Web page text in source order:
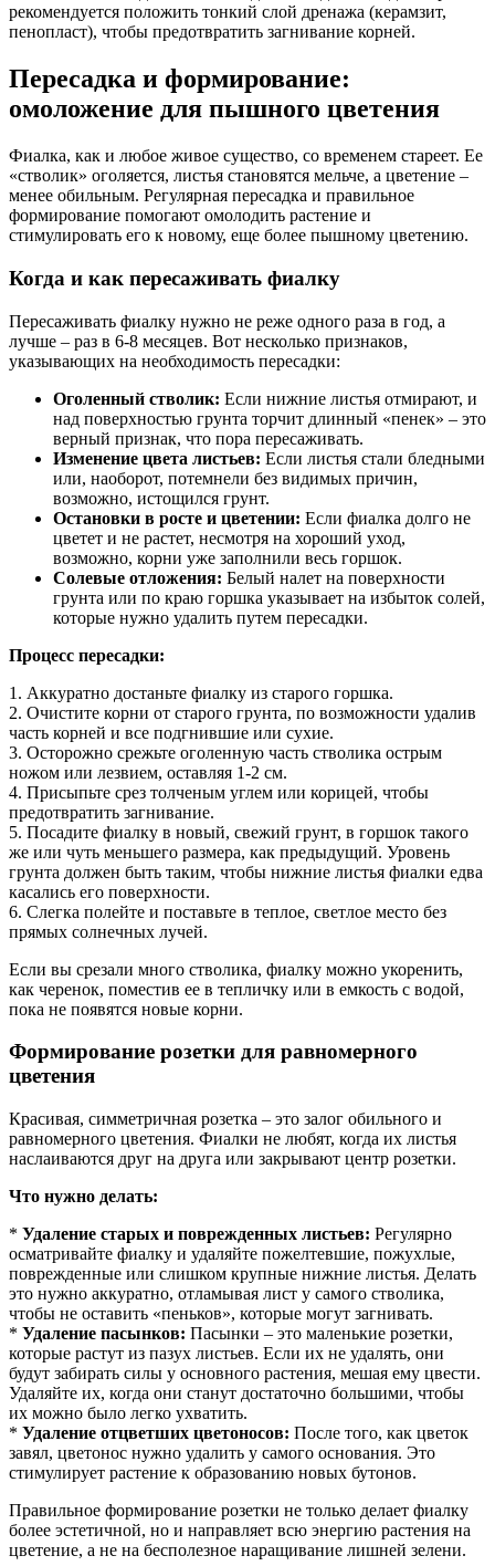
рекомендуется положить тонкий слой дренажа (керамзит,
пенопласт), чтобы предотвратить загнивание корней.
Пересадка и формирование:
омоложение для пышного цветения
Фиалка, как и любое живое существо, со временем стареет. Ее
«стволик» оголяется, листья становятся мельче, а цветение –
менее обильным. Регулярная пересадка и правильное
формирование помогают омолодить растение и
стимулировать его к новому, еще более пышному цветению.
Когда и как пересаживать фиалку
Пересаживать фиалку нужно не реже одного раза в год, а
лучше – раз в 6-8 месяцев. Вот несколько признаков,
указывающих на необходимость пересадки:
Оголенный стволик: Если нижние листья отмирают, и
над поверхностью грунта торчит длинный «пенек» – это
верный признак, что пора пересаживать.
Изменение цвета листьев: Если листья стали бледными
или, наоборот, потемнели без видимых причин,
возможно, истощился грунт.
Остановки в росте и цветении: Если фиалка долго не
цветет и не растет, несмотря на хороший уход,
возможно, корни уже заполнили весь горшок.
Солевые отложения: Белый налет на поверхности
грунта или по краю горшка указывает на избыток солей,
которые нужно удалить путем пересадки.
Процесс пересадки:
1. Аккуратно достаньте фиалку из старого горшка.
2. Очистите корни от старого грунта, по возможности удалив
часть корней и все подгнившие или сухие.
3. Осторожно срежьте оголенную часть стволика острым
ножом или лезвием, оставляя 1-2 см.
4. Присыпьте срез толченым углем или корицей, чтобы
предотвратить загнивание.
5. Посадите фиалку в новый, свежий грунт, в горшок такого
же или чуть меньшего размера, как предыдущий. Уровень
грунта должен быть таким, чтобы нижние листья фиалки едва
касались его поверхности.
6. Слегка полейте и поставьте в теплое, светлое место без
прямых солнечных лучей.
Если вы срезали много стволика, фиалку можно укоренить,
как черенок, поместив ее в тепличку или в емкость с водой,
пока не появятся новые корни.
Формирование розетки для равномерного
цветения
Красивая, симметричная розетка – это залог обильного и
равномерного цветения. Фиалки не любят, когда их листья
наслаиваются друг на друга или закрывают центр розетки.
Что нужно делать:
* Удаление старых и поврежденных листьев: Регулярно
осматривайте фиалку и удаляйте пожелтевшие, пожухлые,
поврежденные или слишком крупные нижние листья. Делать
это нужно аккуратно, отламывая лист у самого стволика,
чтобы не оставить «пеньков», которые могут загнивать.
* Удаление пасынков: Пасынки – это маленькие розетки,
которые растут из пазух листьев. Если их не удалять, они
будут забирать силы у основного растения, мешая ему цвести.
Удаляйте их, когда они станут достаточно большими, чтобы
их можно было легко ухватить.
* Удаление отцветших цветоносов: После того, как цветок
завял, цветонос нужно удалить у самого основания. Это
стимулирует растение к образованию новых бутонов.
Правильное формирование розетки не только делает фиалку
более эстетичной, но и направляет всю энергию растения на
цветение, а не на бесполезное наращивание лишней зелени.